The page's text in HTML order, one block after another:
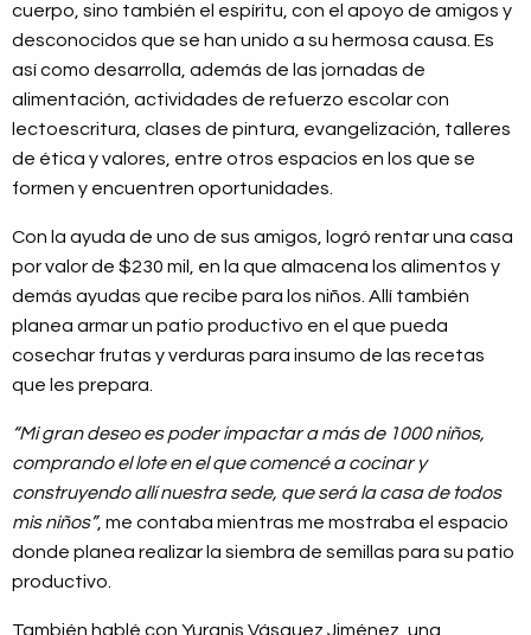
cuerpo, sino también el espíritu, con el apoyo de amigos y
desconocidos que se han unido a su hermosa causa. Es
así como desarrolla, además de las jornadas de
alimentación, actividades de refuerzo escolar con
lectoescritura, clases de pintura, evangelización, talleres
de ética y valores, entre otros espacios en los que se
formen y encuentren oportunidades.
Con la ayuda de uno de sus amigos, logró rentar una casa
por valor de $230 mil, en la que almacena los alimentos y
demás ayudas que recibe para los niños. Allí también
planea armar un patio productivo en el que pueda
cosechar frutas y verduras para insumo de las recetas
que les prepara.
“Mi gran deseo es poder impactar a más de 1000 niños,
comprando el lote en el que comencé a cocinar y
construyendo allí nuestra sede, que será la casa de todos
mis niños”, me contaba mientras me mostraba el espacio
donde planea realizar la siembra de semillas para su patio
productivo.
También hablé con Yuranis Vásquez Jiménez, una